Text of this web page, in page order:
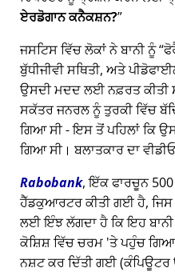
ਏਰਡੋਗਾਨ ਕਨੈਕਸ਼ਨ?
ਜਸਟਿਸ ਵਿੱਚ ਲੋਕਾਂ ਨੇ ਬਾਨੀ ਨੂੰ
ਬੁੱਧੀਜੀਵੀ ਸਥਿਤੀ, ਅਤੇ
ਉਸਦੀ ਮਦਦ ਲਈ ਨਫ਼ਰਤ ਕੀਤੀ
ਸਕੱਤਰ ਜਨਰਲ ਨੂੰ ਤੁਰਕੀ ਵਿੱਚ
ਗਿਆ ਸੀ - ਇਸ ਤੋਂ ਪਹਿਲਾਂ ਕਿ
ਗਿਆ ਸੀ। ਬਲਾਤਕਾਰ ਦਾ
Rabobank, ਇੱਕ ਫਾਰਚੂਨ
ਹੈੱਡਕੁਆਰਟਰ ਕੀਤੀ ਗਈ ਹੈ, ਜਿਸ
ਲਈ ਇੰਝ ਲੱਗਦਾ ਹੈ ਕਿ ਇਹ ਬਾਨੀ
ਕੋਸ਼ਿਸ਼ ਵਿੱਚ ਚਰਮ 'ਤੇ ਪਹੁੰਚ
ਨਸ਼ਟ ਕਰ ਦਿੱਤੀ ਗਈ (ਕੰਪਿਊਟਰ